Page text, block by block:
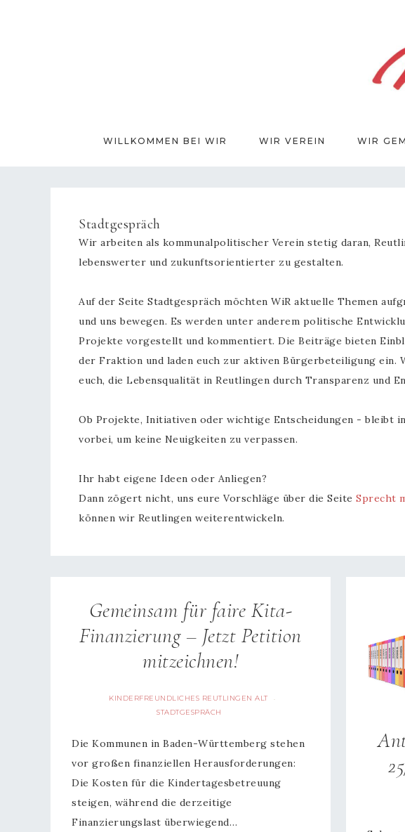
WILLKOMMEN BEI WIR WIR VEREIN WIR
Stadtgespräch
Wir arbeiten als kommunalpolitischer Verein stetig daran,
lebenswerter und zukunftsorientierter zu gestalten.
Auf der Seite Stadtgespräch möchten WiR aktuelle Themen
und uns bewegen. Es werden unter anderem politische
Projekte vorgestellt und kommentiert. Die Beiträge bieten
der Fraktion und laden euch zur aktiven Bürgerbeteiligung ein.
euch, die Lebensqualität in Reutlingen durch Transparenz und
Ob Projekte, Initiativen oder wichtige Entscheidungen - bleibt
vorbei, um keine Neuigkeiten zu verpassen.
Ihr habt eigene Ideen oder Anliegen?
Dann zögert nicht, uns eure Vorschläge über die Seite Sprecht
können wir Reutlingen weiterentwickeln.
Gemeinsam für faire Kita-
Finanzierung – Jetzt Petition
mitzeichnen!
KINDERFREUNDLICHES REUTLINGEN ALT ·
STADTGESPRÄCH
Die Kommunen in Baden-Württemberg stehen
vor großen finanziellen Herausforderungen:
Die Kosten für die Kindertagesbetreuung
steigen, während die derzeitige
Finanzierungslast überwiegend…